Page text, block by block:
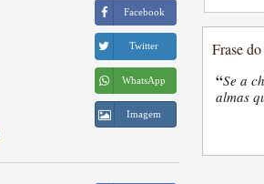
Facebook
Twitter
WhatsApp
Imagem
Frase
“Se a
almas